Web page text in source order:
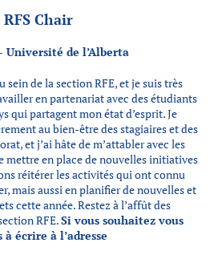
Chair
Université de l’Alberta
sein de la section RFE, et je suis très
en partenariat avec des étudiants
qui partagent mon état d’esprit. Je
au bien-être des stagiaires et des
et j’ai hâte de m’attabler avec les
mettre en place de nouvelles initiatives
réitérer les activités qui ont connu
mais aussi en planifier de nouvelles et
cette année. Restez à l’affût des
RFE.Si vous souhaitez vous
écrire à l’adresse